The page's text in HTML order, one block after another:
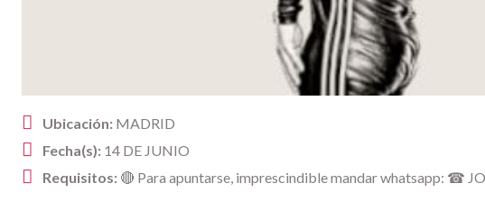
Ubicación: MADRID
Fecha(s): 14 DE JUNIO
Requisitos: 🔴 Para apuntarse, imprescindible mandar whatsapp: ☎